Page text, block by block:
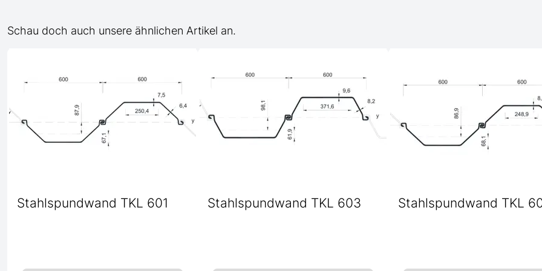
Schau doch auch unsere ähnlichen Artikel an.
Stahlspundwand TKL 601 Stahlspundwand TKL 603 Stahlspundwand TKL